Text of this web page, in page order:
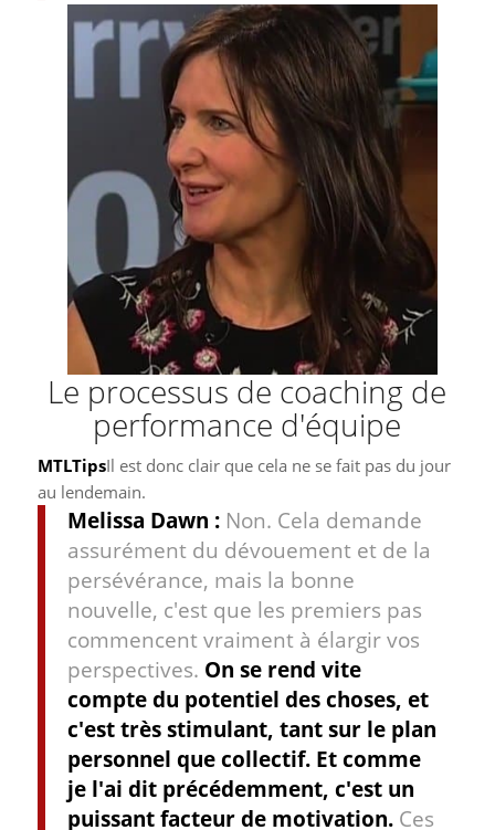
Le processus de coaching de
performance d'équipe
MTLTipsIl est donc clair que cela ne se fait pas du jour
au lendemain.
Melissa Dawn : Non. Cela demande
assurément du dévouement et de la
persévérance, mais la bonne
nouvelle, c'est que les premiers pas
commencent vraiment à élargir vos
perspectives. On se rend vite
compte du potentiel des choses, et
c'est très stimulant, tant sur le plan
personnel que collectif. Et comme
je l'ai dit précédemment, c'est un
puissant facteur de motivation.Ces